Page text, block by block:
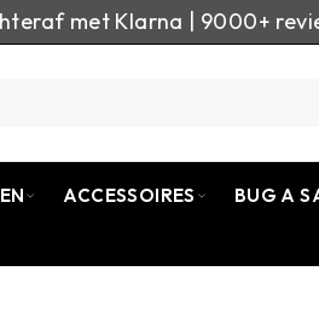
met Klarna | 9000+
ACCESSOIRES BUG A